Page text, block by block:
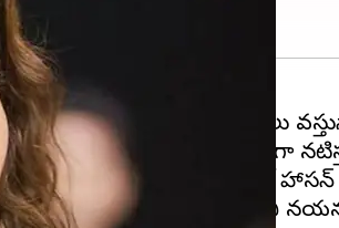
తో నటించబోతున్నట్లు వార్తలు
నయన తార హీరోయిన్ గా
ఇదే నిజమైతే కమల్
గా ఏమైందో తెలియదు కానీ నయన